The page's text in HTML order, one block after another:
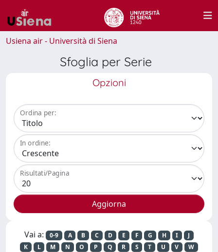
Usiena air - Università di Siena
Sfoglia per Serie
Opzioni
Ordina per:
In ordine:
Risultati/Pagina
Vai a: 0-9 A B C D E F G H I
J
K
L M N O P Q R S T U V
W